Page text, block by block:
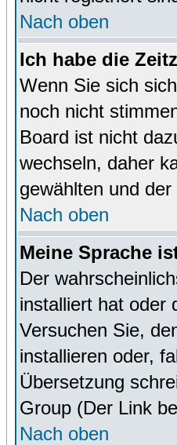
Nach oben
Ich habe die
Wenn Sie sich
noch nicht
Board ist nicht
wechseln, daher
gewählten und
Nach oben
Meine Sprache
Der
installiert hat oder
Versuchen Sie,
installieren oder,
Übersetzung
Group (Der Link
Nach oben